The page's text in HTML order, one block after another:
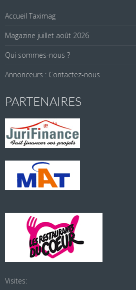
Accueil Taximag
Magazine juillet août 2026
Qui sommes-nous ?
Annonceurs : Contactez-nous
PARTENAIRES
Visites: